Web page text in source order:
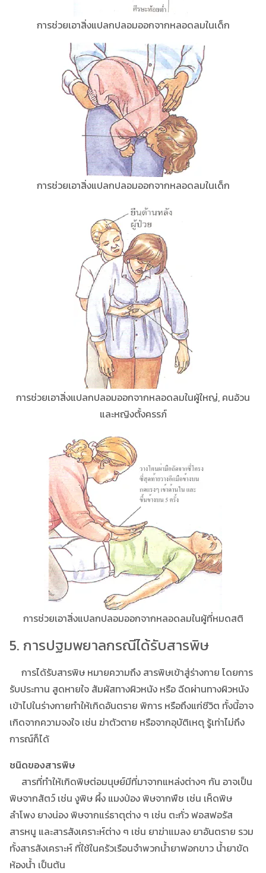
การช่วยเอาสิ่งแปลกปลอมออกจากหลอดลมในเด็ก
การช่วยเอาสิ่งแปลกปลอมออกจากหลอดลมในเด็ก
การช่วยเอาสิ่งแปลกปลอมออกจากหลอดลมในผู้ใหญ่, คนอ้วน
และหญิงตั้งครรภ์
การช่วยเอาสิ่งแปลกปลอมออกจากหลอดลมในผู้ที่หมดสติ
5. การปฐมพยาลกรณีได้รับสารพิษ
การได้รับสารพิษ หมายความถึง สารพิษเข้าสู่ร่างกาย โดยการ
รับประทาน สูดหายใจ สัมผัสทางผิวหนัง หรือ ฉีดผ่านทางผิวหนัง
เข้าไปในร่างกายทำให้เกิดอันตราย พิการ หรือถึงแก่ชีวิต ทั้งนี้อาจ
เกิดจากความจงใจ เช่น ฆ่าตัวตาย หรือจากอุบัติเหตุ รู้เท่าไม่ถึง
การณ์ก็ได้
ชนิดของสารพิษ
สารที่ทำให้เกิดพิษต่อมนุษย์มีที่มาจากแหล่งต่างๆ กัน อาจเป็น
พิษจากสัตว์ เช่น งูพิษ ผึ้ง แมงป่อง พิษจากพืช เช่น เห็ดพิษ
ลำโพง ยางน่อง พิษจากแร่ธาตุต่าง ๆ เช่น ตะกั่ว ฟอสฟอรัส
สารหนู และสารสังเคราะห์ต่าง ๆ เช่น ยาฆ่าแมลง ยาอันตราย รวม
ทั้งสารสังเคราะห์ ที่ใช้ในครัวเรือนจำพวกน้ำยาฟอกขาว น้ำยาขัด
ห้องน้ำ เป็นต้น